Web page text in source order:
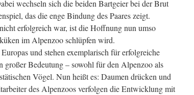
wechseln sich die beiden Bartgeier bei der Brut
das die enge Bindung des Paares zeigt.
erfolgreich war, ist die Hoffnung nun umso
im Alpenzoo schlüpfen wird.
und stehen exemplarisch für erfolgreiche
großer Bedeutung – sowohl für den Alpenzoo als
Vögel. Nun heißt es: Daumen drücken und
des Alpenzoos verfolgen die Entwicklung mit